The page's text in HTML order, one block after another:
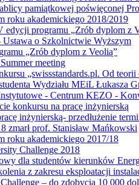
pamiątkowej poświęconej
roku akademickiego 2018/2019
edycji programu „Zrób dyplom z
Ustawa o Szkolnictwie Wyższym
„Zrób dyplom z Veolią”
meeting
„swissstandards.pl. Od
Wydziału MEiL Łukasza
- Centrum KEZO -
konkursu na pracę inżynierską
inżynierską- przedłużenie
zmarł prof. Stanisław Mańkowski
roku akademickiego 2017/18
Challenge 2018
dla studentów kierunków
z zakresu eksploatacji
– do zdobycia 10 000